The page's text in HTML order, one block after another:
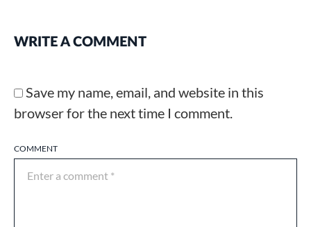
WRITE A COMMENT
COMMENT
Save my name, email, and website in this
browser for the next time I comment.